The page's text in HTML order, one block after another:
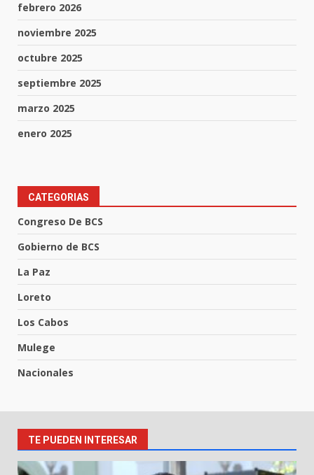
febrero 2026
noviembre 2025
octubre 2025
septiembre 2025
marzo 2025
enero 2025
CATEGORIAS
Congreso De BCS
Gobierno de BCS
La Paz
Loreto
Los Cabos
Mulege
Nacionales
TE PUEDEN INTERESAR